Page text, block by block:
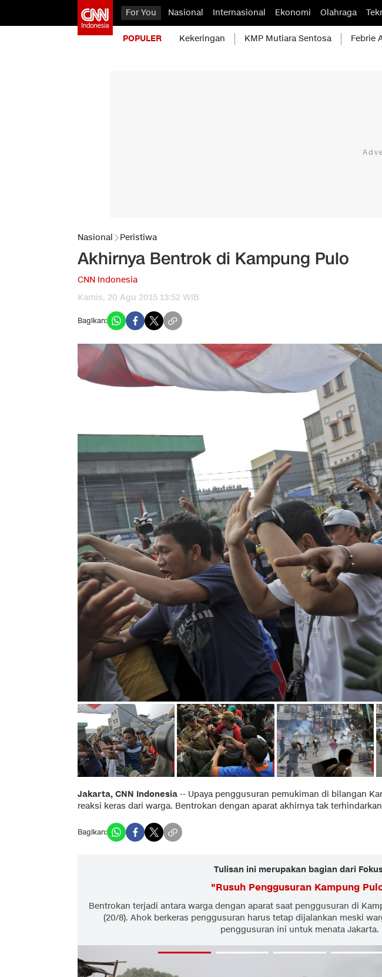
For You Nasional Internasional Ekonomi Olahraga
POPULER Kekeringan KMP Mutiara Sentosa Febrie
Nasional Peristiwa
Akhirnya Bentrok di Kampung Pulo
CNN Indonesia
Kamis, 20 Agu 2015 13:52 WIB
Bagikan:
Jakarta, CNN Indonesia -- Upaya penggusuran pemukiman di bilangan
reaksi keras dari warga. Bentrokan dengan aparat akhirnya tak
Bagikan:
Tulisan ini merupakan bagian dari
"Rusuh Penggusuran Kampung
Bentrokan terjadi antara warga dengan aparat saat penggusuran di
(20/8). Ahok berkeras penggusuran harus tetap dijalankan meski
penggusuran ini untuk menata Jakarta.